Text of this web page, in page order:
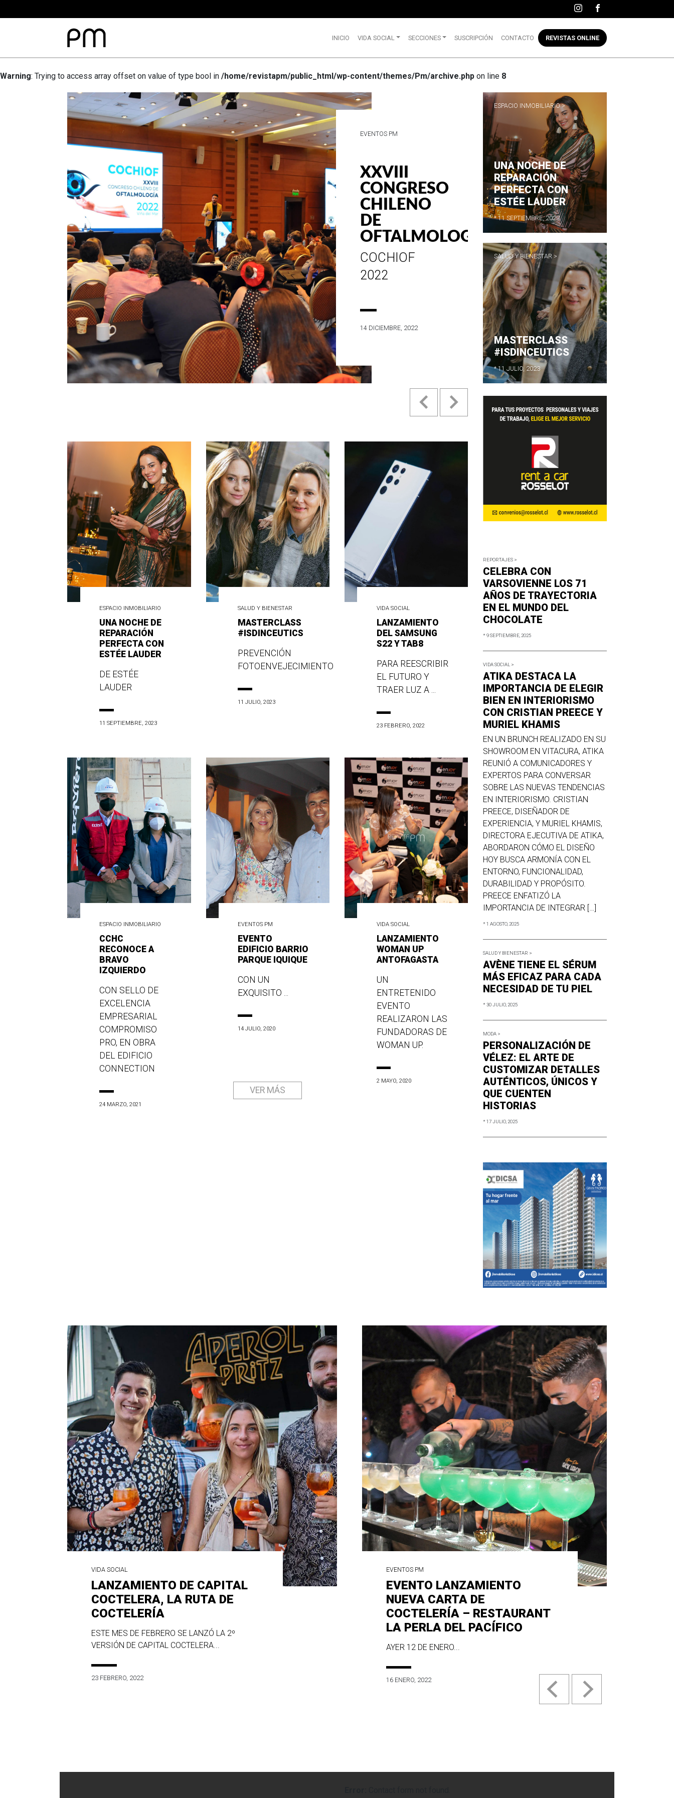
INICIO VIDA SOCIAL SECCIONES SUSCRIPCIÓN CONTACTO REVISTAS ONLINE
Warning: Trying to access array offset on value of type bool in /home/revistapm/public_html/wp-content/themes/Pm/archive.php on line 8
VIDA SOCIAL
WRANGLER
CELEBRA
SUS 75
AÑOS DE
ESTILO E
HISTORIA
EN SU MES DE
Previous Next
ESPACIO INMOBILIARIO
UNA NOCHE DE
REPARACIÓN
PERFECTA CON
ESTÉE LAUDER
DE ESTÉE
LAUDER
11 SEPTIEMBRE, 2023
SALUD Y BIENESTAR
MASTERCLASS
#ISDINCEUTICS
PREVENCIÓN
FOTOENVEJECIMIENTO
11 JULIO, 2023
VIDA SOCIAL
LANZAMIENTO
DEL SAMSUNG
S22 Y TAB8
PARA REESCRIBIR
EL FUTURO Y
TRAER LUZ A ...
23 FEBRERO, 2022
ESPACIO INMOBILIARIO
CCHC
RECONOCE A
BRAVO
IZQUIERDO
CON SELLO DE
EXCELENCIA
EMPRESARIAL
COMPROMISO
PRO, EN OBRA
DEL EDIFICIO
CONNECTION
24 MARZO, 2021
EVENTOS PM
EVENTO
EDIFICIO BARRIO
PARQUE IQUIQUE
CON UN
EXQUISITO ...
14 JULIO, 2020
VIDA SOCIAL
LANZAMIENTO
WOMAN UP
ANTOFAGASTA
UN
ENTRETENIDO
EVENTO
REALIZARON LAS
FUNDADORAS DE
WOMAN UP.
2 MAYO, 2020
VER MÁS
ESPACIO INMOBILIARIO >
UNA NOCHE DE
REPARACIÓN
PERFECTA CON
ESTÉE LAUDER
* 11 SEPTIEMBRE, 2023
SALUD Y BIENESTAR >
MASTERCLASS
#ISDINCEUTICS
* 11 JULIO, 2023
REPORTAJES >
CELEBRA CON
VARSOVIENNE LOS 71
AÑOS DE TRAYECTORIA
EN EL MUNDO DEL
CHOCOLATE
* 9 SEPTIEMBRE, 2025
VIDA SOCIAL >
ATIKA DESTACA LA
IMPORTANCIA DE ELEGIR
BIEN EN INTERIORISMO
CON CRISTIAN PREECE Y
MURIEL KHAMIS
EN UN BRUNCH REALIZADO EN SU
SHOWROOM EN VITACURA, ATIKA
REUNIÓ A COMUNICADORES Y
EXPERTOS PARA CONVERSAR
SOBRE LAS NUEVAS TENDENCIAS
EN INTERIORISMO. CRISTIAN
PREECE, DISEÑADOR DE
EXPERIENCIA, Y MURIEL KHAMIS,
DIRECTORA EJECUTIVA DE ATIKA,
ABORDARON CÓMO EL DISEÑO
HOY BUSCA ARMONÍA CON EL
ENTORNO, FUNCIONALIDAD,
DURABILIDAD Y PROPÓSITO.
PREECE ENFATIZÓ LA
IMPORTANCIA DE INTEGRAR […]
* 1 AGOSTO, 2025
SALUD Y BIENESTAR >
AVÈNE TIENE EL SÉRUM
MÁS EFICAZ PARA CADA
NECESIDAD DE TU PIEL
* 30 JULIO, 2025
MODA >
PERSONALIZACIÓN DE
VÉLEZ: EL ARTE DE
CUSTOMIZAR DETALLES
AUTÉNTICOS, ÚNICOS Y
QUE CUENTEN
HISTORIAS
* 17 JULIO, 2025
VIDA SOCIAL
LANZAMIENTO DE CAPITAL
COCTELERA, LA RUTA DE
COCTELERÍA
ESTE MES DE FEBRERO SE LANZÓ LA 2º
VERSIÓN DE CAPITAL COCTELERA...
23 FEBRERO, 2022
EVENTOS PM
EVENTO LANZAMIENTO
NUEVA CARTA DE
COCTELERÍA – RESTAURANT
LA PERLA DEL PACÍFICO
AYER 12 DE ENERO...
16 ENERO, 2022